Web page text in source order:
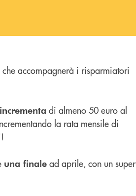
accompagnerà i risparmiatori
incrementa di almeno 50 euro al
la rata mensile di
una finale ad aprile, con un super